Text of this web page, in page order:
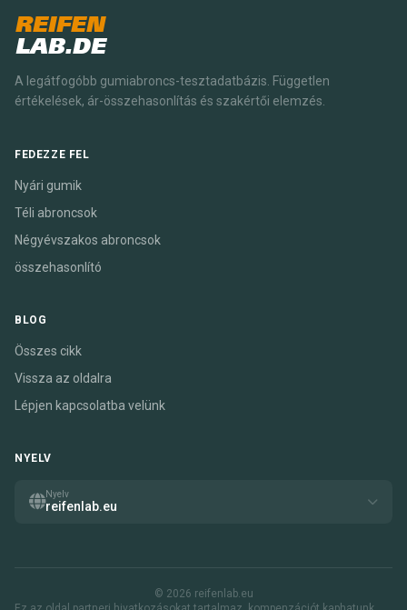
REIFEN
LAB.DE
A legátfogóbb gumiabroncs-tesztadatbázis. Független
értékelések, ár-összehasonlítás és szakértői elemzés.
FEDEZZE FEL
Nyári gumik
Téli abroncsok
Négyévszakos abroncsok
összehasonlító
BLOG
Összes cikk
Vissza az oldalra
Lépjen kapcsolatba velünk
NYELV
Nyelv
reifenlab.eu
© 2026 reifenlab.eu